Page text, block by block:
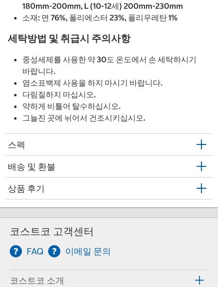
180mm-200mm, L (10-12세) 200mm-230mm
소재: 면 76%, 폴리에스터 23%, 폴리우레탄 1%
세탁방법 및 취급시 주의사항
중성세제를 사용한 약 30도 온도에서 손 세탁하시기
바랍니다.
염소표백제 사용을 하지 마시기 바랍니다.
다림질하지 마십시오.
약하게 비틀어 탈수하십시오.
그늘진 곳에 뉘어서 건조시키십시오.
스펙
배송 및 환불
상품 후기
코스트코 고객센터
FAQ 이메일 문의
코스트코 소개